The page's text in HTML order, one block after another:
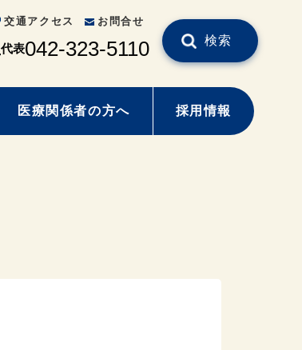
交通アクセス お問合せ
代表042-323-5110 検索
医療関係者の方へ 採用情報